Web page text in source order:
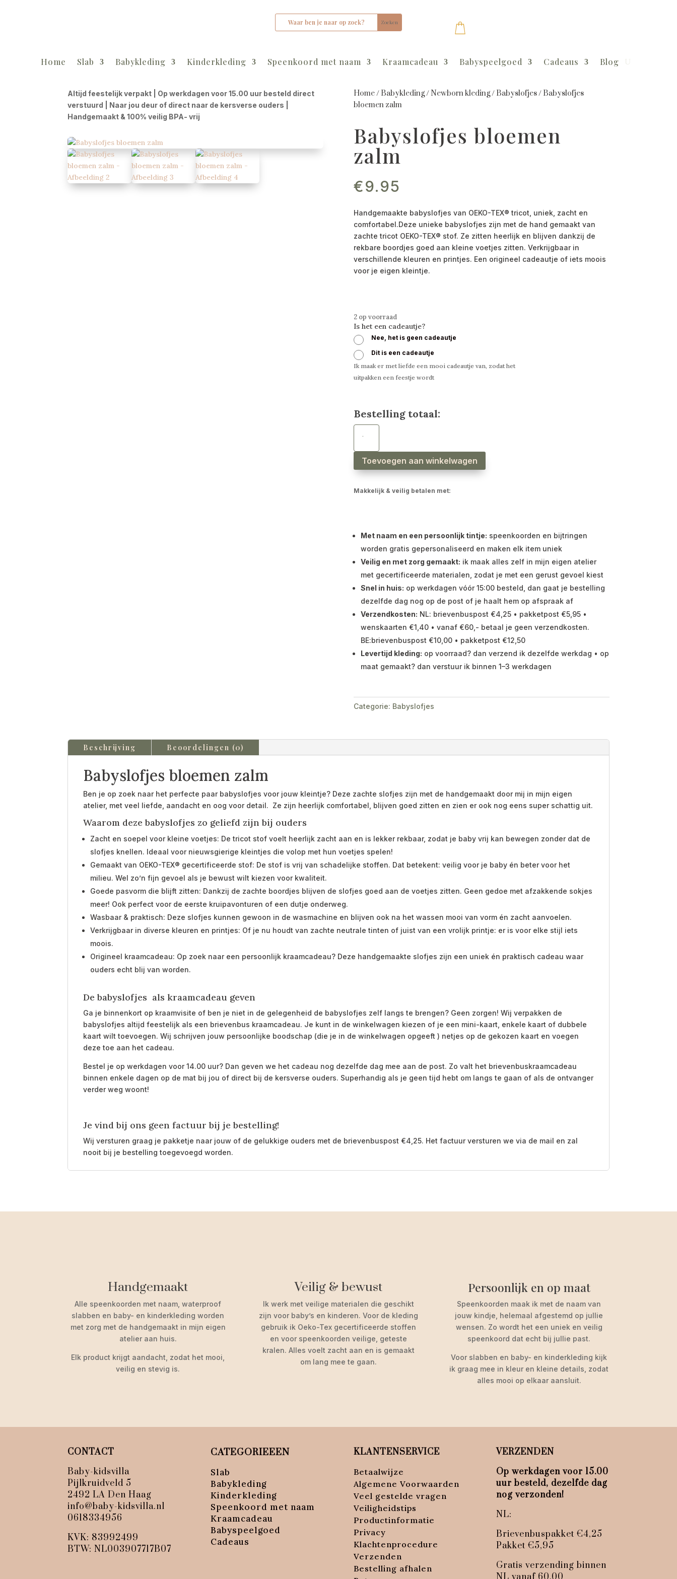
Home Slab Babykleding Kinderkleding Speenkoord met naam Kraamcadeau Babyspeelgoed Cadeaus Blog
Altijd feestelijk verpakt | Op werkdagen voor 15.00 uur besteld direct
verstuurd | Naar jou deur of direct naar de kersverse ouders |
Handgemaakt & 100% veilig BPA- vrij
Home/ Babykleding/ Newborn kleding/ Babyslofjes/ Babyslofjes
bloemen zalm
Babyslofjes bloemen
zalm
€9.95
Handgemaakte babyslofjes van OEKO-TEX® tricot, uniek, zacht en
comfortabel.Deze unieke babyslofjes zijn met de hand gemaakt van
zachte tricot OEKO-TEX® stof. Ze zitten heerlijk en blijven dankzij de
rekbare boordjes goed aan kleine voetjes zitten. Verkrijgbaar in
verschillende kleuren en printjes. Een origineel cadeautje of iets moois
voor je eigen kleintje.
2 op voorraad
Is het een cadeautje?
Nee, het is geen cadeautje
Dit is een cadeautje
Ik maak er met liefde een mooi cadeautje van, zodat het
uitpakken een feestje wordt
Bestelling totaal:
Babyslofjes
zalm
Toevoegen aan winkelwagen
Makkelijk & veilig betalen met:
Met naam en een persoonlijk tintje: speenkoorden en bijtringen
worden gratis gepersonaliseerd en maken elk item uniek
Veilig en met zorg gemaakt: ik maak alles zelf in mijn eigen atelier
met gecertificeerde materialen, zodat je met een gerust gevoel kiest
Snel in huis: op werkdagen vóór 15:00 besteld, dan gaat je bestelling
dezelfde dag nog op de post of je haalt hem op afspraak af
Verzendkosten: NL: brievenbuspost €4,25 • pakketpost €5,95 •
wenskaarten €1,40 • vanaf €60,- betaal je geen verzendkosten.
BE:brievenbuspost €10,00 • pakketpost €12,50
Levertijd kleding: op voorraad? dan verzend ik dezelfde werkdag • op
maat gemaakt? dan verstuur ik binnen 1–3 werkdagen
Categorie: Babyslofjes
Beschrijving Beoordelingen (0)
Babyslofjes bloemen zalm
Ben je op zoek naar het perfecte paar babyslofjes voor jouw kleintje? Deze zachte slofjes zijn met de handgemaakt door mij in mijn eigen
atelier, met veel liefde, aandacht en oog voor detail. Ze zijn heerlijk comfortabel, blijven goed zitten en zien er ook nog eens super schattig uit.
Waarom deze babyslofjes zo geliefd zijn bij ouders
Zacht en soepel voor kleine voetjes: De tricot stof voelt heerlijk zacht aan en is lekker rekbaar, zodat je baby vrij kan bewegen zonder dat de
slofjes knellen. Ideaal voor nieuwsgierige kleintjes die volop met hun voetjes spelen!
Gemaakt van OEKO-TEX® gecertificeerde stof: De stof is vrij van schadelijke stoffen. Dat betekent: veilig voor je baby én beter voor het
milieu. Wel zo’n fijn gevoel als je bewust wilt kiezen voor kwaliteit.
Goede pasvorm die blijft zitten: Dankzij de zachte boordjes blijven de slofjes goed aan de voetjes zitten. Geen gedoe met afzakkende sokjes
meer! Ook perfect voor de eerste kruipavonturen of een dutje onderweg.
Wasbaar & praktisch: Deze slofjes kunnen gewoon in de wasmachine en blijven ook na het wassen mooi van vorm én zacht aanvoelen.
Verkrijgbaar in diverse kleuren en printjes: Of je nu houdt van zachte neutrale tinten of juist van een vrolijk printje: er is voor elke stijl iets
moois.
Origineel kraamcadeau: Op zoek naar een persoonlijk kraamcadeau? Deze handgemaakte slofjes zijn een uniek én praktisch cadeau waar
ouders echt blij van worden.
De babyslofjes als kraamcadeau geven
Ga je binnenkort op kraamvisite of ben je niet in de gelegenheid de babyslofjes zelf langs te brengen? Geen zorgen! Wij verpakken de
babyslofjes altijd feestelijk als een brievenbus kraamcadeau. Je kunt in de winkelwagen kiezen of je een mini-kaart, enkele kaart of dubbele
kaart wilt toevoegen. Wij schrijven jouw persoonlijke boodschap (die je in de winkelwagen opgeeft ) netjes op de gekozen kaart en voegen
deze toe aan het cadeau.
Bestel je op werkdagen voor 14.00 uur? Dan geven we het cadeau nog dezelfde dag mee aan de post. Zo valt het brievenbuskraamcadeau
binnen enkele dagen op de mat bij jou of direct bij de kersverse ouders. Superhandig als je geen tijd hebt om langs te gaan of als de ontvanger
verder weg woont!
Je vind bij ons geen factuur bij je bestelling!
Wij versturen graag je pakketje naar jouw of de gelukkige ouders met de brievenbuspost €4,25. Het factuur versturen we via de mail en zal
nooit bij je bestelling toegevoegd worden.
Handgemaakt
Alle speenkoorden met naam, waterproof
slabben en baby- en kinderkleding worden
met zorg met de handgemaakt in mijn eigen
atelier aan huis.
Elk product krijgt aandacht, zodat het mooi,
veilig en stevig is.
Veilig & bewust
Ik werk met veilige materialen die geschikt
zijn voor baby’s en kinderen. Voor de kleding
gebruik ik Oeko-Tex gecertificeerde stoffen
en voor speenkoorden veilige, geteste
kralen. Alles voelt zacht aan en is gemaakt
om lang mee te gaan.
Persoonlijk en op maat
Speenkoorden maak ik met de naam van
jouw kindje, helemaal afgestemd op jullie
wensen. Zo wordt het een uniek en veilig
speenkoord dat echt bij jullie past.
Voor slabben en baby- en kinderkleding kijk
ik graag mee in kleur en kleine details, zodat
alles mooi op elkaar aansluit.
CONTACT
Baby-kidsvilla
Pijlkruidveld 5
2492 LA Den Haag
info@baby-kidsvilla.nl
0618334956
KVK: 83992499
BTW: NL003907717B07
CATEGORIEEEN
Slab
Babykleding
Kinderkleding
Speenkoord met naam
Kraamcadeau
Babyspeelgoed
Cadeaus
KLANTENSERVICE
Betaalwijze
Algemene Voorwaarden
Veel gestelde vragen
Veiligheidstips
Productinformatie
Privacy
Klachtenprocedure
Verzenden
Bestelling afhalen
VERZENDEN
Op werkdagen voor 15.00
uur besteld, dezelfde dag
nog verzonden!
NL:
Brievenbuspakket €4,25
Pakket €5,95
Gratis verzending binnen